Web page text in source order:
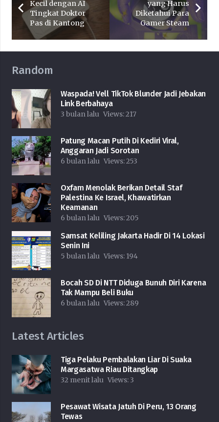
Kecil dengan AI
Tingkat Doktor
Pas di Kantong
yang Harus
Diketahui Para
Gamer Steam
Random
Waspada! Vell TikTok Blunder Jadi Jebakan
Link Berbahaya
3 bulan lalu Views:217
Patung Macan Putih Di Kediri Viral,
Anggaran Jadi Sorotan
6 bulan lalu Views:253
Oxfam Menolak Berikan Detail Staf
Palestina Ke Israel, Khawatirkan
Keamanan
6 bulan lalu Views:205
Samsat Keliling Jakarta Hadir Di 14 Lokasi
Senin Ini
5 bulan lalu Views: 194
Bocah SD Di NTT Diduga Bunuh Diri Karena
Tak Mampu Beli Buku
6 bulan lalu Views:289
Latest Articles
Tiga Pelaku Pembalakan Liar Di Suaka
Margasatwa Riau Ditangkap
32 menit lalu Views: 3
Pesawat Wisata Jatuh Di Peru, 13 Orang
Tewas